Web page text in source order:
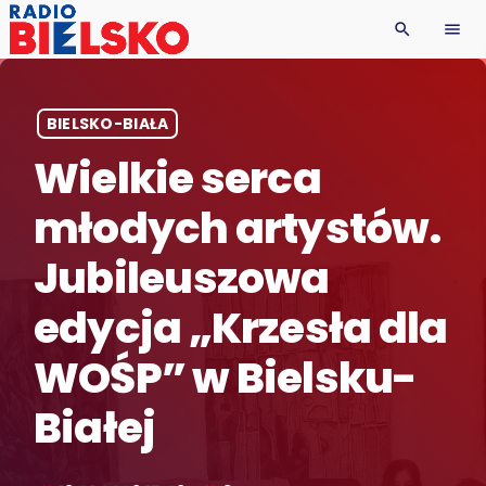
search menu
BIELSKO-BIAŁA
Wielkie serca
młodych artystów.
Jubileuszowa
edycja „Krzesła dla
WOŚP” w Bielsku-
Białej